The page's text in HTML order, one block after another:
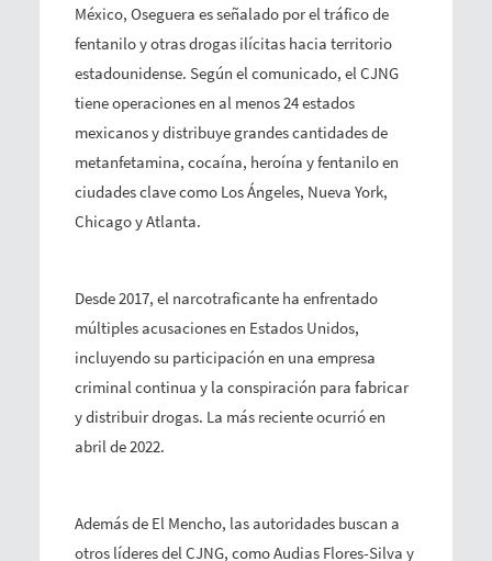
México, Oseguera es señalado por el tráfico de
fentanilo y otras drogas ilícitas hacia territorio
estadounidense. Según el comunicado, el CJNG
tiene operaciones en al menos 24 estados
mexicanos y distribuye grandes cantidades de
metanfetamina, cocaína, heroína y fentanilo en
ciudades clave como Los Ángeles, Nueva York,
Chicago y Atlanta.
Desde 2017, el narcotraficante ha enfrentado
múltiples acusaciones en Estados Unidos,
incluyendo su participación en una empresa
criminal continua y la conspiración para fabricar
y distribuir drogas. La más reciente ocurrió en
abril de 2022.
Además de El Mencho, las autoridades buscan a
otros líderes del CJNG, como Audias Flores-Silva y